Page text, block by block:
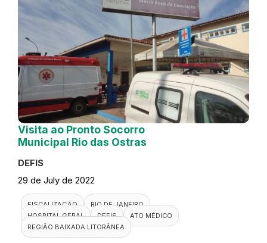
Visita ao Pronto Socorro
Municipal Rio das Ostras
DEFIS
29 de July de 2022
FISCALIZAÇÃO
RIO DE JANEIRO
HOSPITAL GERAL
DEFIS
ATO MÉDICO
REGIÃO BAIXADA LITORÂNEA